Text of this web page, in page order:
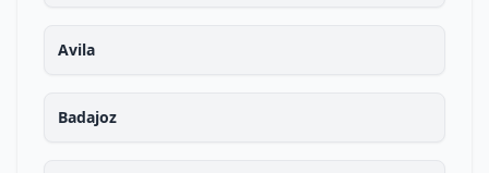
Avila
Badajoz